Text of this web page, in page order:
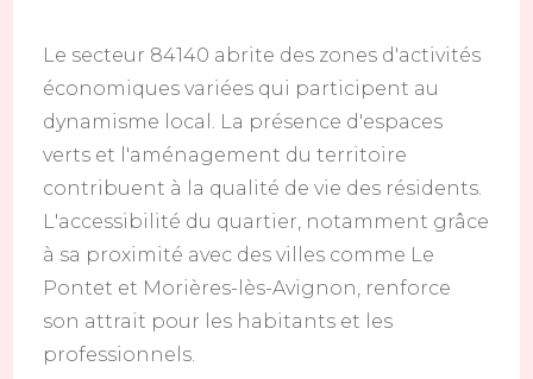
Le secteur 84140 abrite des zones d'activités
économiques variées qui participent au
dynamisme local. La présence d'espaces
verts et l'aménagement du territoire
contribuent à la qualité de vie des résidents.
L'accessibilité du quartier, notamment grâce
à sa proximité avec des villes comme Le
Pontet et Morières-lès-Avignon, renforce
son attrait pour les habitants et les
professionnels.